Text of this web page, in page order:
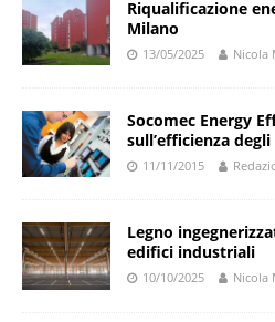
Riqualificazione
Milano
13/05/2025 Nicola
Socomec Energy
sull’efficienza
11/11/2015
Legno
edifici industriali
10/10/2025 Nicola